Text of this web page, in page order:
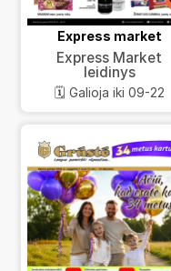
Express market
Express Market
leidinys
🗓️ Galioja iki 09-22